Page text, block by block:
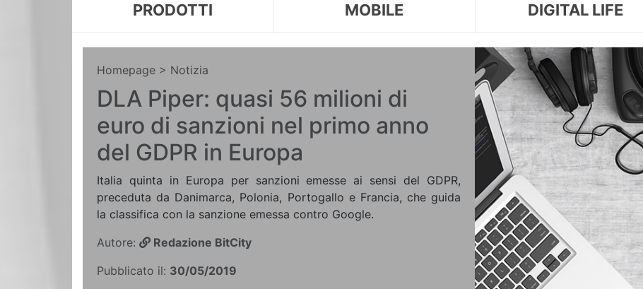
PRODOTTI MOBILE DIGITAL LIFE
Homepage > Notizia
DLA Piper: quasi 56 milioni di
euro di sanzioni nel primo anno
del GDPR in Europa
Italia quinta in Europa per sanzioni emesse ai sensi del GDPR,
preceduta da Danimarca, Polonia, Portogallo e Francia, che guida
la classifica con la sanzione emessa contro Google.
Autore:
Redazione BitCity
Pubblicato il: 30/05/2019